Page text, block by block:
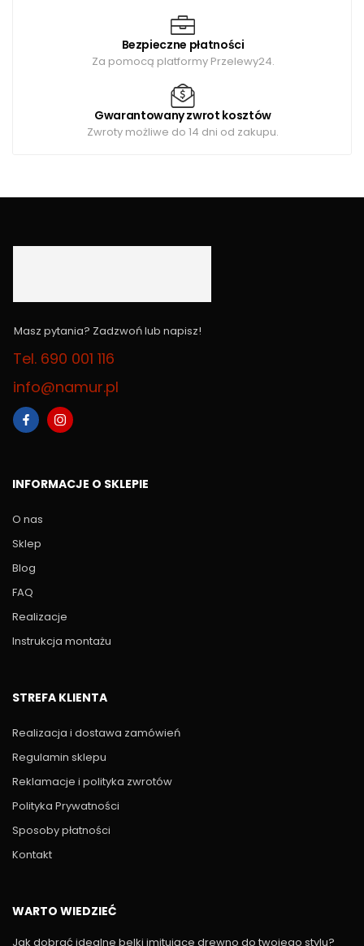
Bezpieczne płatności
Za pomocą platformy Przelewy24.
Gwarantowany zwrot kosztów
Zwroty możliwe do 14 dni od zakupu.
Masz pytania? Zadzwoń lub napisz!
Tel. 690 001 116
info@namur.pl
INFORMACJE O SKLEPIE
O nas
Sklep
Blog
FAQ
Realizacje
Instrukcja montażu
STREFA KLIENTA
Realizacja i dostawa zamówień
Regulamin sklepu
Reklamacje i polityka zwrotów
Polityka Prywatności
Sposoby płatności
Kontakt
WARTO WIEDZIEĆ
Jak dobrać idealne belki imitujące drewno do twojego stylu?